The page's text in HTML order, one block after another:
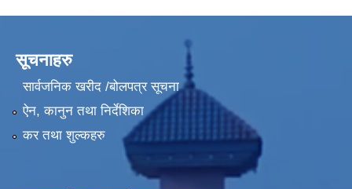
सूचनाहरु
सार्वजनिक खरीद /बोलपत्र सूचना
ऐन, कानुन तथा निर्देशिका
कर तथा शुल्कहरु